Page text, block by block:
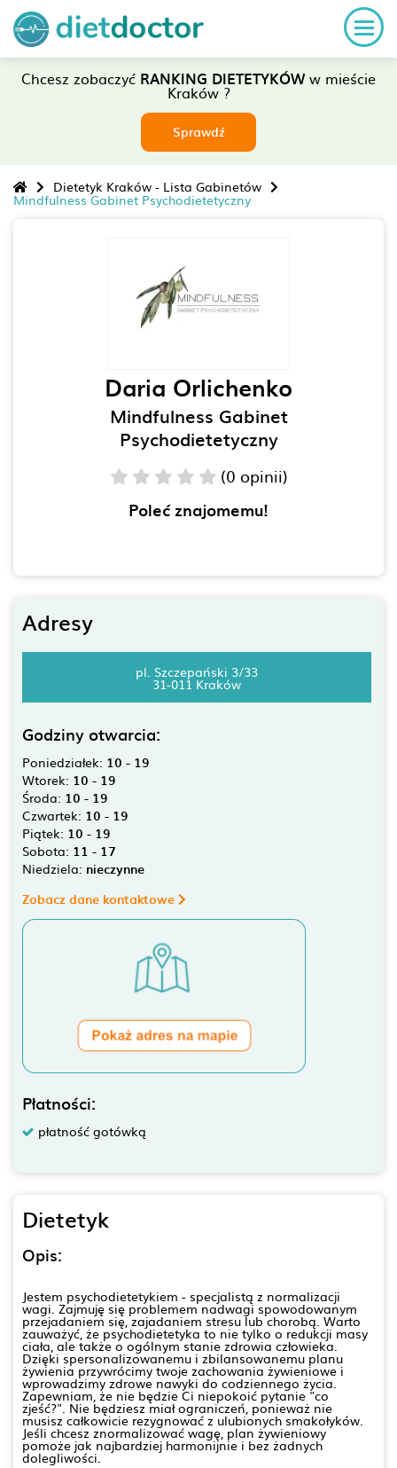
Chcesz zobaczyć RANKING DIETETYKÓWw mieście
Kraków ?
Sprawdź
Dietetyk Kraków - Lista Gabinetów
Mindfulness Gabinet Psychodietetyczny
Daria Orlichenko
Mindfulness Gabinet
Psychodietetyczny
(0 opinii)
Poleć znajomemu!
Adresy
pl. Szczepański 3/33
31-011 Kraków
Godziny otwarcia:
Poniedziałek: 10 - 19
Wtorek: 10 - 19
Środa: 10 - 19
Czwartek: 10 - 19
Piątek: 10 - 19
Sobota: 11 - 17
Niedziela: nieczynne
Zobacz dane kontaktowe
Płatności:
płatność gotówką
Dietetyk
Opis:
Jestem psychodietetykiem - specjalistą z normalizacji
wagi. Zajmuję się problemem nadwagi spowodowanym
przejadaniem się, zajadaniem stresu lub chorobą. Warto
zauważyć, że psychodietetyka to nie tylko o redukcji masy
ciała, ale także o ogólnym stanie zdrowia człowieka.
Dzięki spersonalizowanemu i zbilansowanemu planu
żywienia przywrócimy twoje zachowania żywieniowe i
wprowadzimy zdrowe nawyki do codziennego życia.
Zapewniam, że nie będzie Ci niepokoić pytanie "co
zjeść?". Nie będziesz miał ograniczeń, ponieważ nie
musisz całkowicie rezygnować z ulubionych smakołyków.
Jeśli chcesz znormalizować wagę, plan żywieniowy
pomoże jak najbardziej harmonijnie i bez żadnych
dolegliwości.